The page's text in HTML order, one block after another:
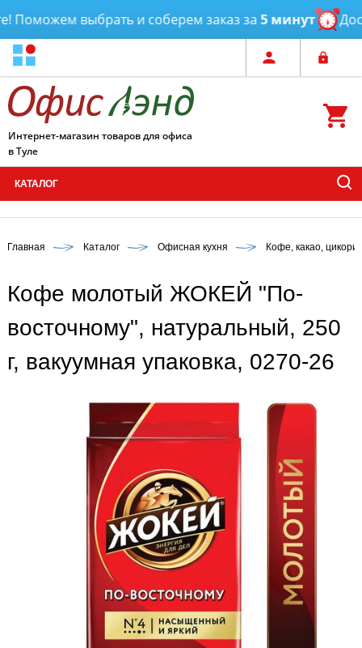
выбрать и соберем заказ за5 минут
Интернет-магазин товаров для офиса
в Туле
КАТАЛОГ
Главная Каталог Офисная кухня Кофе, какао,
Кофе молотый ЖОКЕЙ "По-
восточному", натуральный, 250
г, вакуумная упаковка, 0270-26